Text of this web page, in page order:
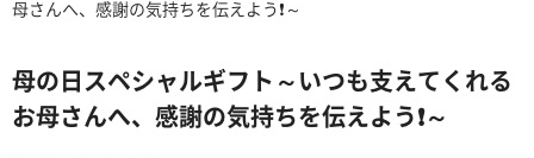
母さんへ、感謝の気持ちを伝えよう❗～
母の日スペシャルギフト～いつも支えてくれる
お母さんへ、感謝の気持ちを伝えよう❗～